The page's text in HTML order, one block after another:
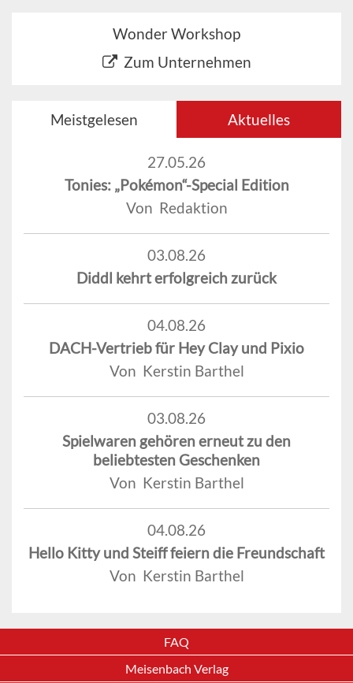
Wonder Workshop
Zum Unternehmen
Meistgelesen Aktuelles
27.05.26
Tonies: „Pokémon“-Special Edition
Von Redaktion
03.08.26
Diddl kehrt erfolgreich zurück
04.08.26
DACH-Vertrieb für Hey Clay und Pixio
Von Kerstin Barthel
03.08.26
Spielwaren gehören erneut zu den
beliebtesten Geschenken
Von Kerstin Barthel
04.08.26
Hello Kitty und Steiff feiern die Freundschaft
Von Kerstin Barthel
FAQ
Meisenbach Verlag